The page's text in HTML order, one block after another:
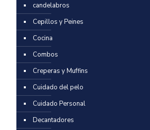
candelabros
Cepillos y Peines
Cocina
Combos
Creperas y Muffins
Cuidado del pelo
Cuidado Personal
Decantadores